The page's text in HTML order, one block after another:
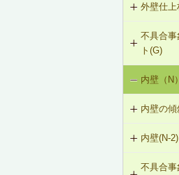
F-1-209
G-1-202
強
G-1-203
を補強①
G-1-205
G-2-201
み）
G-2-202
G-2-501
部）
部）
外壁仕上
G-3-201
G-3-501
補修
不具合
ト(G)
外壁の傾
外壁のひ
外壁仕上
内壁（N）
内壁の傾
N-1-001
（内壁部
内壁(N-2)
N-2-001
不具合